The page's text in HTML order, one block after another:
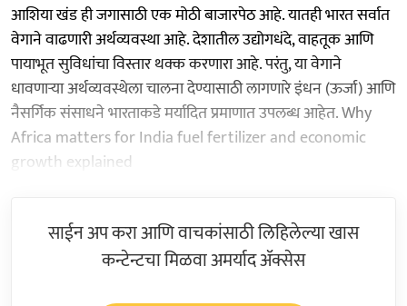
आशिया खंड ही जगासाठी एक मोठी बाजारपेठ आहे. यातही भारत सर्वात
वेगाने वाढणारी अर्थव्यवस्था आहे. देशातील उद्योगधंदे, वाहतूक आणि
पायाभूत सुविधांचा विस्तार थक्क करणारा आहे. परंतु, या वेगाने
धावणाऱ्या अर्थव्यवस्थेला चालना देण्यासाठी लागणारे इंधन (ऊर्जा) आणि
नैसर्गिक संसाधने भारताकडे मर्यादित प्रमाणात उपलब्ध आहेत. Why
Africa matters for India fuel fertilizer and economic
growth explained
साईन अप करा आणि वाचकांसाठी लिहिलेल्या खास
कन्टेन्टचा मिळवा अमर्याद ॲक्सेस